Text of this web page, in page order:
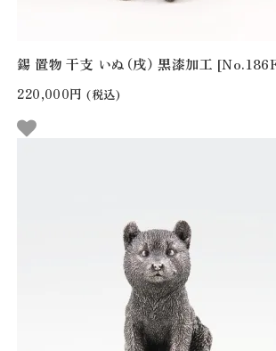
錫 置物 干支 いぬ（戌） 黒漆加工
220,000円 (税込)